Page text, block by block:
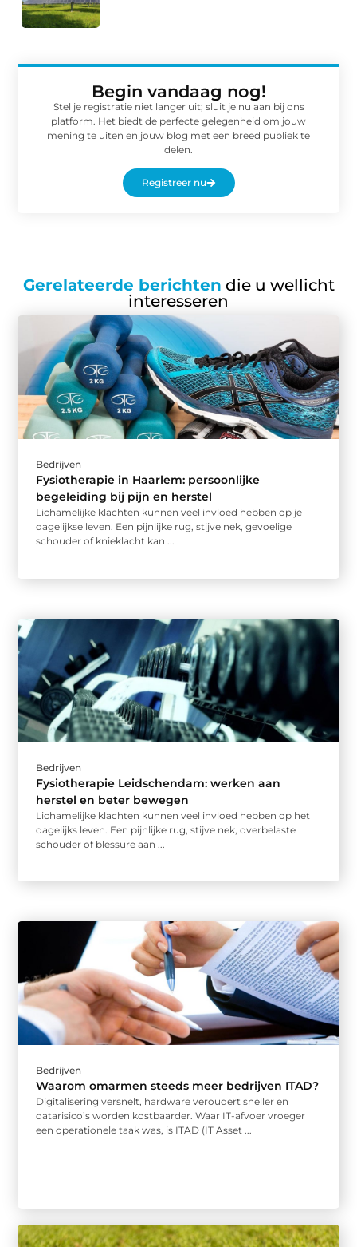
Begin vandaag nog!
Stel je registratie niet langer uit; sluit je nu aan bij ons
platform. Het biedt de perfecte gelegenheid om jouw
mening te uiten en jouw blog met een breed publiek te
delen.
Registreer nu
Gerelateerde berichten die u wellicht
interesseren
Bedrijven
Fysiotherapie in Haarlem: persoonlijke
begeleiding bij pijn en herstel
Lichamelijke klachten kunnen veel invloed hebben op je
dagelijkse leven. Een pijnlijke rug, stijve nek, gevoelige
schouder of knieklacht kan ...
Bedrijven
Fysiotherapie Leidschendam: werken aan
herstel en beter bewegen
Lichamelijke klachten kunnen veel invloed hebben op het
dagelijks leven. Een pijnlijke rug, stijve nek, overbelaste
schouder of blessure aan ...
Bedrijven
Waarom omarmen steeds meer bedrijven ITAD?
Digitalisering versnelt, hardware veroudert sneller en
datarisico’s worden kostbaarder. Waar IT-afvoer vroeger
een operationele taak was, is ITAD (IT Asset ...